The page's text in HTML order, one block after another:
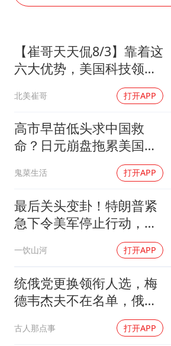
夯实基础开新
【崔哥天天侃8/3】靠着这
六大优势，美国科技领军
北美崔哥 打开APP
高市早苗低头求中国救
命？日元崩盘拖累美国下
水！川普也坐不住了
鬼菜生活 打开APP
最后关头变卦！特朗普紧
急下令美军停止行动，他
认清了残酷的现实！
一饮山河 打开APP
统俄党更换领衔人选，梅
德韦杰夫不在名单，俄政
坛释放出什么信号？
古人那点事 打开APP